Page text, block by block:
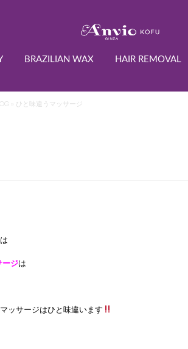
BRAZILIAN WAX HAIR REMOVAL
» ひと味違うマッサージ
ージは
ッサージはひと味違います